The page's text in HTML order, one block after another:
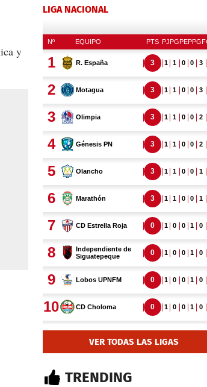
y
LIGA NACIONAL
VER TODAS LAS LIGAS
TRENDING